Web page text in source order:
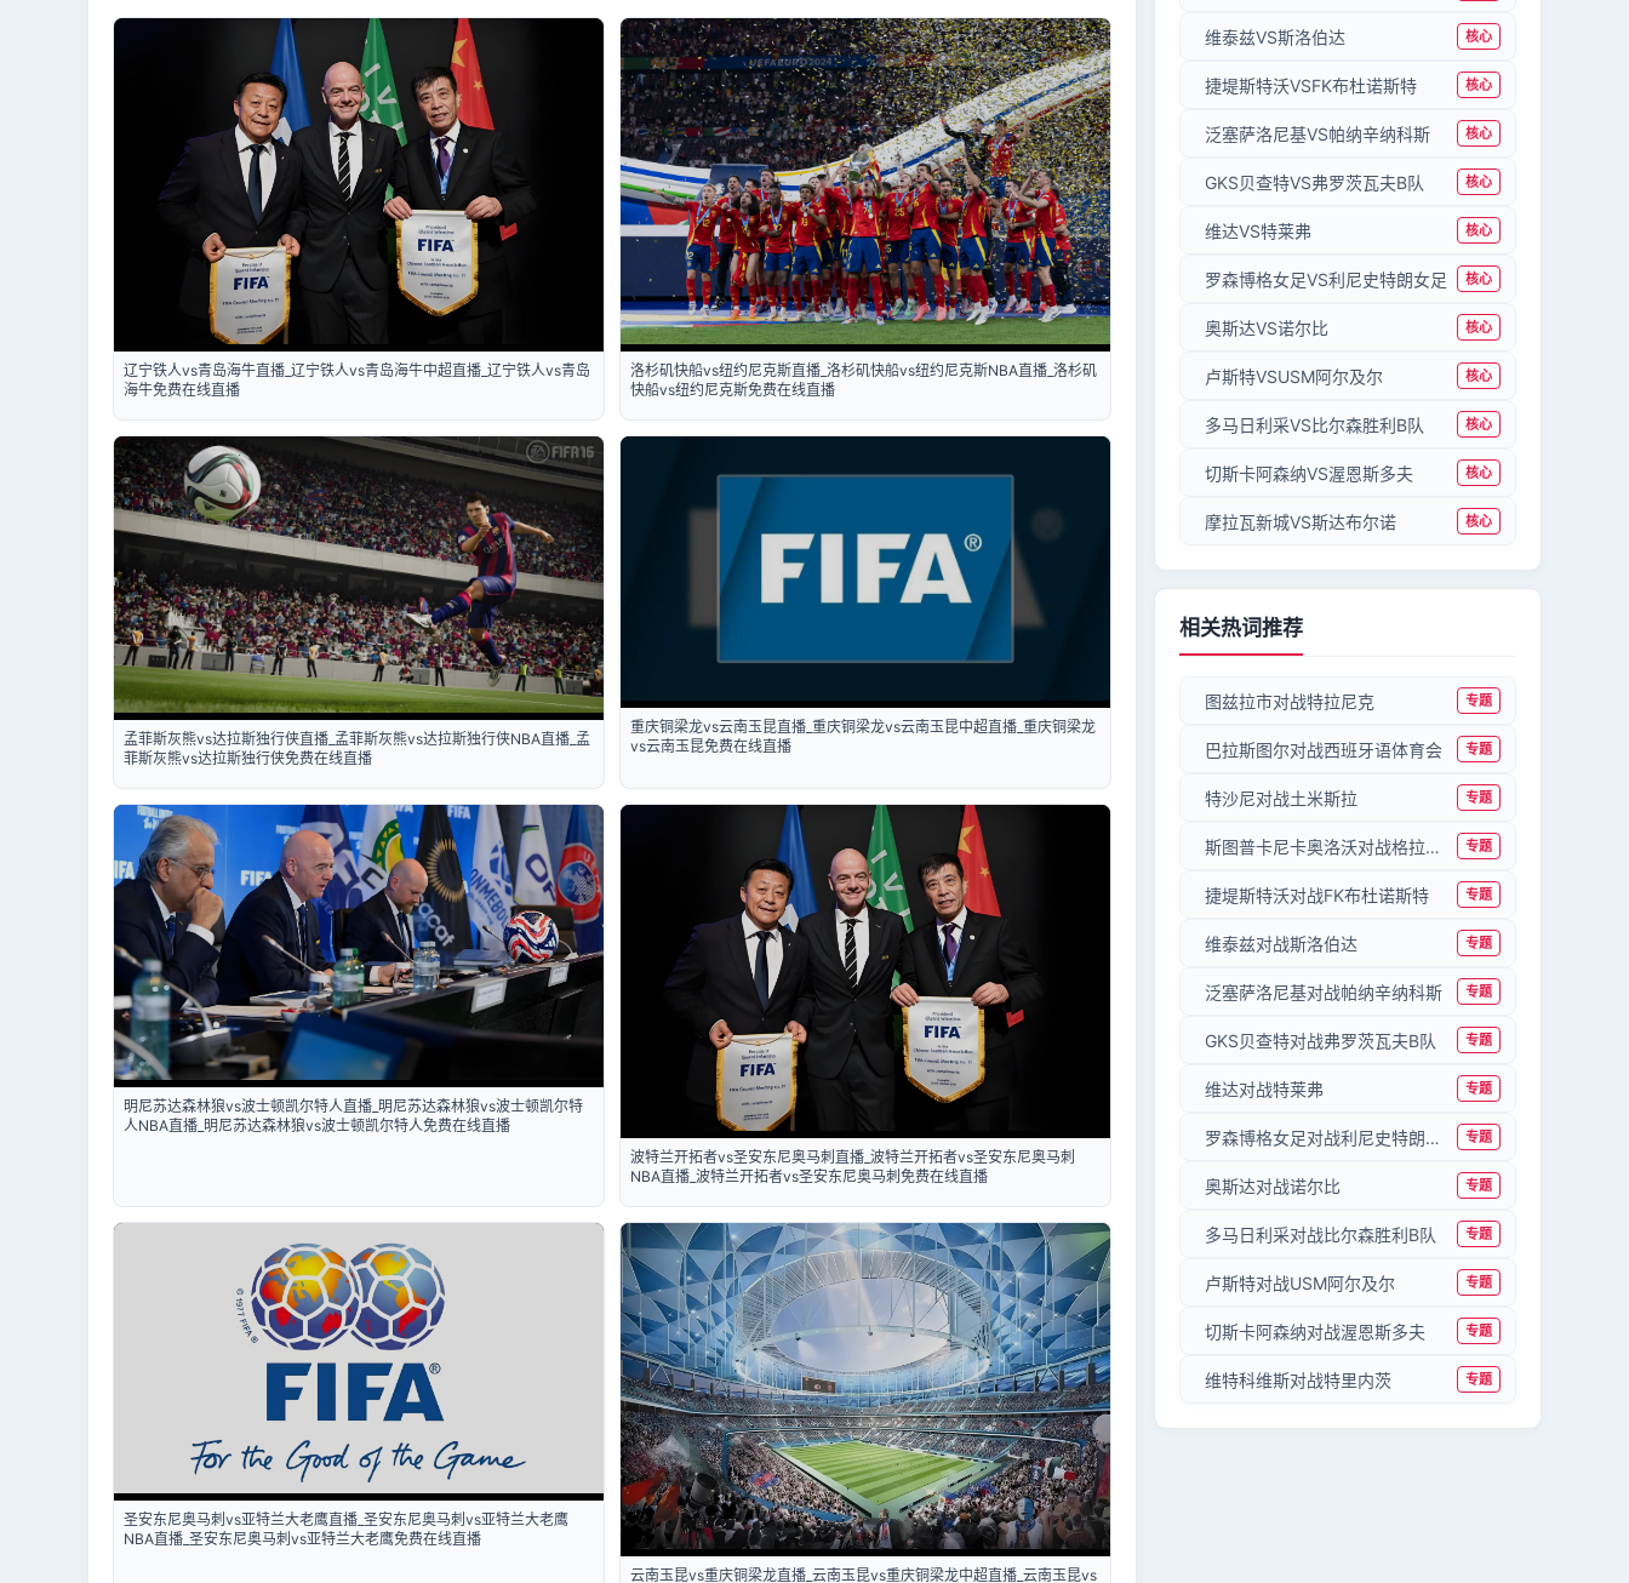
辽宁铁人vs青岛海牛直播_辽宁铁人vs青岛海牛中超直播_辽宁铁人vs青岛
海牛免费在线直播
洛杉矶快船vs纽约尼克斯直播_洛杉矶快船vs纽约尼克斯NBA直播_洛杉矶
快船vs纽约尼克斯免费在线直播
孟菲斯灰熊vs达拉斯独行侠直播_孟菲斯灰熊vs达拉斯独行侠NBA直播_孟
菲斯灰熊vs达拉斯独行侠免费在线直播
重庆铜梁龙vs云南玉昆直播_重庆铜梁龙vs云南玉昆中超直播_重庆铜梁龙
vs云南玉昆免费在线直播
明尼苏达森林狼vs波士顿凯尔特人直播_明尼苏达森林狼vs波士顿凯尔特
人NBA直播_明尼苏达森林狼vs波士顿凯尔特人免费在线直播
波特兰开拓者vs圣安东尼奥马刺直播_波特兰开拓者vs圣安东尼奥马刺
NBA直播_波特兰开拓者vs圣安东尼奥马刺免费在线直播
圣安东尼奥马刺vs亚特兰大老鹰直播_圣安东尼奥马刺vs亚特兰大老鹰
NBA直播_圣安东尼奥马刺vs亚特兰大老鹰免费在线直播
云南玉昆vs重庆铜梁龙直播_云南玉昆vs重庆铜梁龙中超直播_云南玉昆vs
维泰兹VS斯洛伯达 核心
捷堤斯特沃VSFK布杜诺斯特 核心
泛塞萨洛尼基VS帕纳辛纳科斯 核心
GKS贝查特VS弗罗茨瓦夫B队 核心
维达VS特莱弗 核心
罗森博格女足VS利尼史特朗女足 核心
奥斯达VS诺尔比 核心
卢斯特VSUSM阿尔及尔 核心
多马日利采VS比尔森胜利B队 核心
切斯卡阿森纳VS渥恩斯多夫 核心
摩拉瓦新城VS斯达布尔诺 核心
相关热词推荐
图兹拉市对战特拉尼克 专题
巴拉斯图尔对战西班牙语体育会 专题
特沙尼对战土米斯拉 专题
斯图普卡尼卡奥洛沃对战格拉查尼察 专题
捷堤斯特沃对战FK布杜诺斯特 专题
维泰兹对战斯洛伯达 专题
泛塞萨洛尼基对战帕纳辛纳科斯 专题
GKS贝查特对战弗罗茨瓦夫B队 专题
维达对战特莱弗 专题
罗森博格女足对战利尼史特朗女足 专题
奥斯达对战诺尔比 专题
多马日利采对战比尔森胜利B队 专题
卢斯特对战USM阿尔及尔 专题
切斯卡阿森纳对战渥恩斯多夫 专题
维特科维斯对战特里内茨 专题